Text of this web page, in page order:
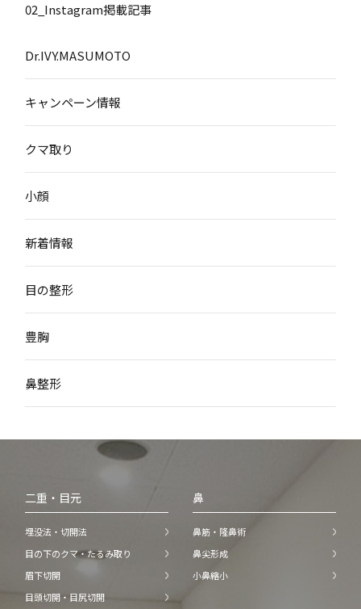
02_Instagram掲載記事
Dr.IVY.MASUMOTO
キャンペーン情報
クマ取り
小顔
新着情報
目の整形
豊胸
鼻整形
二重・目元
埋没法・切開法
目の下のクマ・たるみ取り
眉下切開
目頭切開・目尻切開
鼻
鼻筋・隆鼻術
鼻尖形成
小鼻縮小